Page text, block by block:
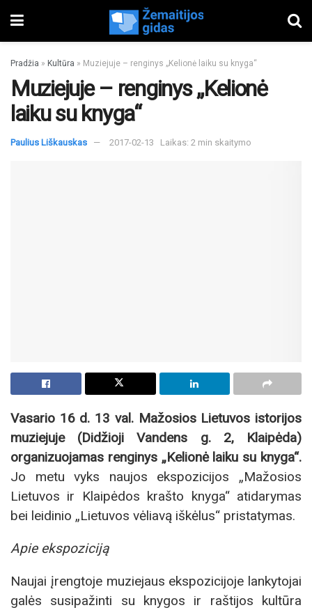
Pradžia » Kultūra » Muziejuje – renginys „Kelionė laiku su knyga“
Muziejuje – renginys „Kelionė
laiku su knyga“
Paulius Liškauskas 2017-02-13 Laikas: 2 min skaitymo
Vasario 16 d. 13 val. Mažosios Lietuvos istorijos
muziejuje (Didžioji Vandens g. 2, Klaipėda)
organizuojamas renginys „Kelionė laiku su knyga“.
Jo metu vyks naujos ekspozicijos „Mažosios
Lietuvos ir Klaipėdos krašto knyga“ atidarymas
bei leidinio „Lietuvos vėliavą iškėlus“ pristatymas.
Apie ekspoziciją
Naujai įrengtoje muziejaus ekspozicijoje lankytojai
galės susipažinti su knygos ir raštijos kultūra